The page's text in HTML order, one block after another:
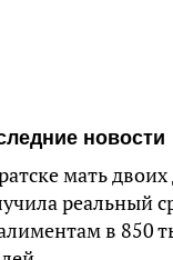
новости
мать двоих
реальный
в 850